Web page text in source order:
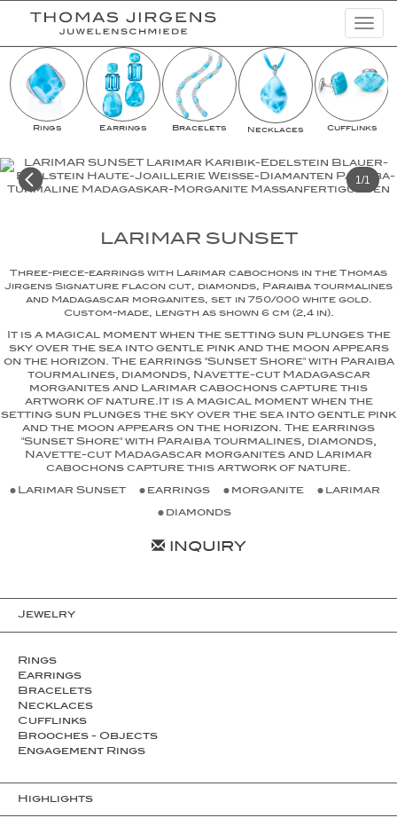
Jewelry
Highlights
Lookbooks
Basic Diamonds
News
Company
Rings Earrings Bracelets Necklaces Cufflinks
1/1
LARIMAR SUNSET
Three-piece-earrings with Larimar cabochons in the Thomas
Jirgens Signature flacon cut, diamonds, Paraiba tourmalines
and Madagascar morganites, set in 750/000 white gold.
Custom-made, length as shown 6 cm (2,4 in).
It is a magical moment when the setting sun plunges the
sky over the sea into gentle pink and the moon appears
on the horizon. The earrings "Sunset Shore" with Paraiba
tourmalines, diamonds, Navette-cut Madagascar
morganites and Larimar cabochons capture this
artwork of nature.It is a magical moment when the
setting sun plunges the sky over the sea into gentle pink
and the moon appears on the horizon. The earrings
"Sunset Shore" with Paraiba tourmalines, diamonds,
Navette-cut Madagascar morganites and Larimar
cabochons capture this artwork of nature.
Larimar Sunset
earrings morganite
larimar
diamonds
INQUIRY
Jewelry
Rings
Earrings
Bracelets
Necklaces
Cufflinks
Brooches - Objects
Engagement Rings
Highlights